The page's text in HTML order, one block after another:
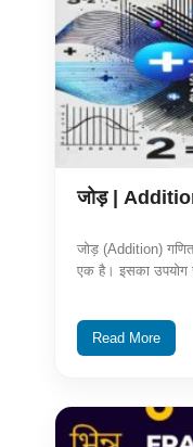
जोड़ |
जोड़ (Addition)
एक है। इसका
Read More